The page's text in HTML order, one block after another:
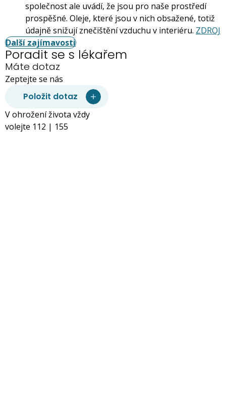
společnost ale uvádí, že jsou pro naše prostředí
prospěšné. Oleje, které jsou v nich obsažené, totiž
údajně snižují znečištění vzduchu v interiéru. ZDROJ
Další zajímavosti
Poradit se s lékařem
Máte dotaz
Zeptejte se nás
Položit dotaz
V ohrožení života vždy
volejte 112 | 155